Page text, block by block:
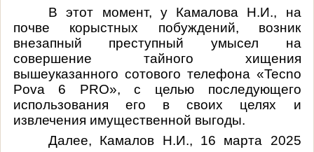
В этот момент, у Камалова Н.И., на
почве корыстных побуждений, возник
внезапный преступный умысел на
совершение тайного хищения
вышеуказанного сотового телефона «Tecno
Pova 6 PRO», с целью последующего
использования его в своих целях и
извлечения имущественной выгоды.
Далее, Камалов Н.И., 16 марта 2025